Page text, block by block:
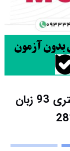
دانلود دفترچه سوالات آزمون دکتری 93 زبان